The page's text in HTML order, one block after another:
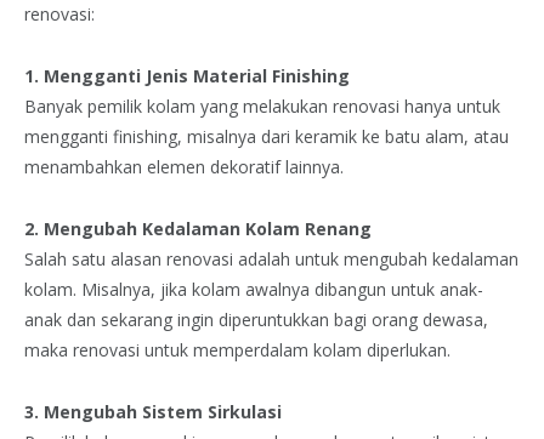
renovasi:
1. Mengganti Jenis Material Finishing
Banyak pemilik kolam yang melakukan renovasi hanya untuk
mengganti finishing, misalnya dari keramik ke batu alam, atau
menambahkan elemen dekoratif lainnya.
2. Mengubah Kedalaman Kolam Renang
Salah satu alasan renovasi adalah untuk mengubah kedalaman
kolam. Misalnya, jika kolam awalnya dibangun untuk anak-
anak dan sekarang ingin diperuntukkan bagi orang dewasa,
maka renovasi untuk memperdalam kolam diperlukan.
3. Mengubah Sistem Sirkulasi